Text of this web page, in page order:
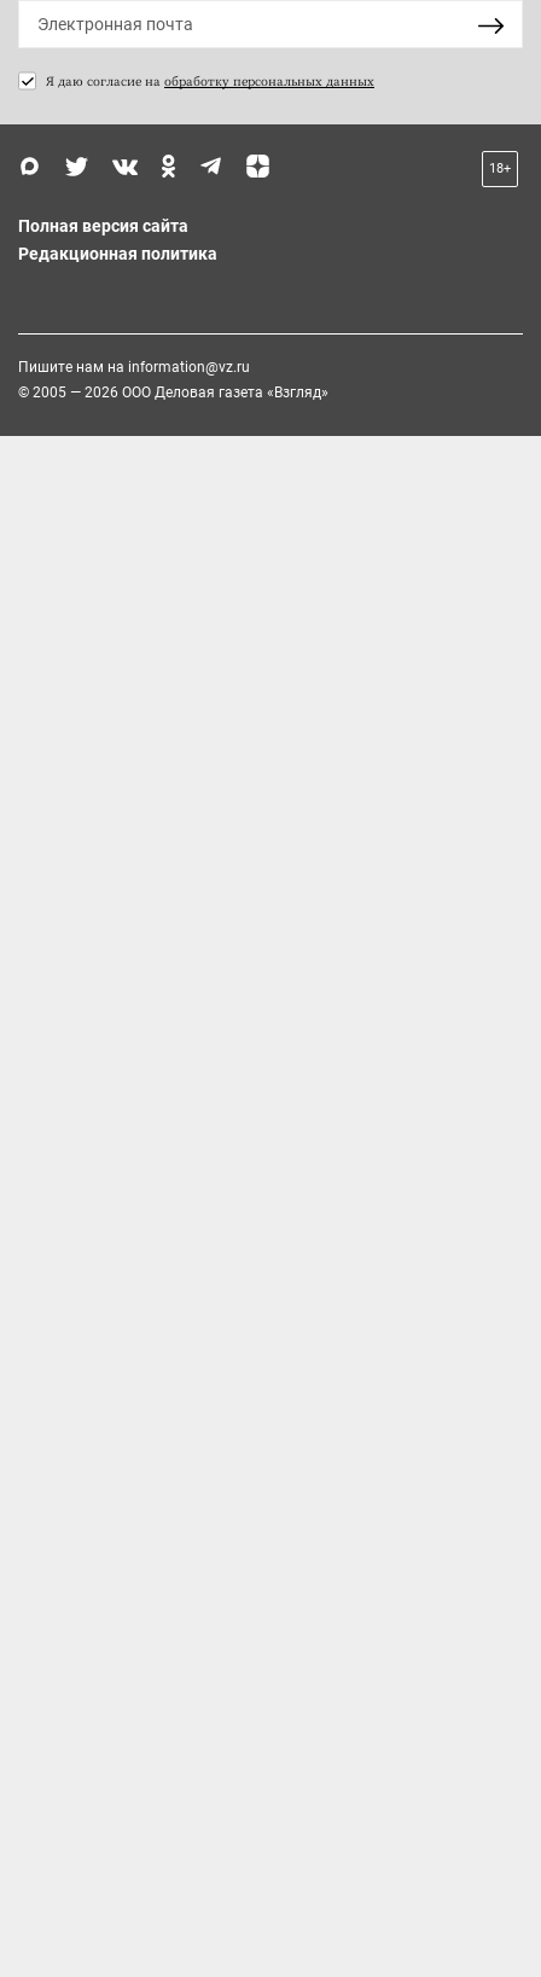
Я даю согласие на обработку персональных данных
18+
Полная версия сайта
Редакционная политика
Пишите нам на information@vz.ru
© 2005 — 2026 ООО Деловая газета «Взгляд»